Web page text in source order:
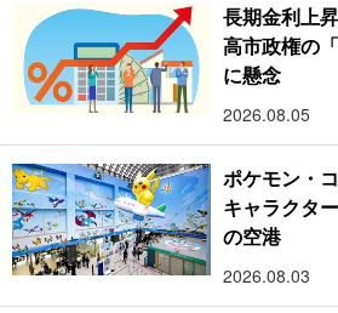
長期金利上
高市政権の
に懸念
2026.08.05
ポケモン・
キャラクタ
の空港
2026.08.03